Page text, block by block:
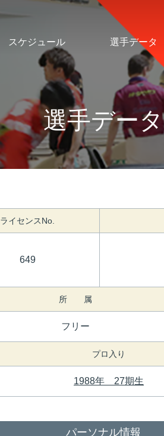
スケジュール 選手データ
選手データ
ライセンスNo.
649
所 属
フリー
プロ入り
1988年 27期生
パーソナル情報